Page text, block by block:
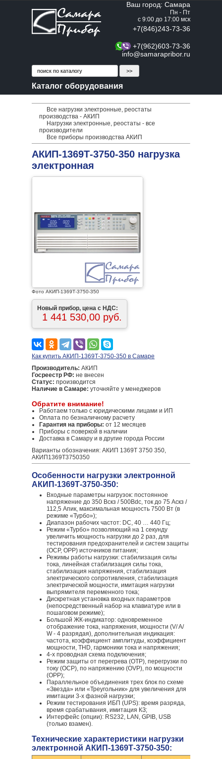
Ваш город: Самара
Пн - Пт
с 9:00 до 17:00 мск
+7(846)243-73-36
+7(962)603-73-36
info@samarapribor.ru
Каталог оборудования
Все нагрузки электронные, реостаты
производства - АКИП
Нагрузки электронные, реостаты - все
производители
Все приборы производства АКИП
АКИП-1369Т-3750-350 нагрузка
электронная
Фото АКИП-1369Т-3750-350
Новый прибор, цена с НДС:
1 441 530,00 руб.
Как купить АКИП-1369Т-3750-350 в Самаре
Производитель: АКИП
Госреестр РФ: не внесен
Статус: производится
Наличие в Самаре: уточняйте у менеджеров
Обратите внимание!
Работаем только с юридическими лицами и ИП
Оплата по безналичному расчету
Гарантия на приборы: от 12 месяцев
Приборы с поверкой в наличии
Доставка в Самару и в другие города России
Варианты обозначения: АКИП 1369Т 3750 350,
АКИП1369Т3750350
Особенности нагрузки электронной
АКИП-1369Т-3750-350:
Входные параметры нагрузок: постоянное
напряжение до 350 Вскз / 500Вdc, ток до 75 Аскз /
112,5 Апик, максимальная мощность 7500 Вт (в
режиме «Турбо»);
Диапазон рабочих частот: DC, 40 … 440 Гц;
Режим «Турбо» позволяющий на 1 секунду
увеличить мощность нагрузки до 2 раз, для
тестирования предохранителей и систем защиты
(OCP, OPP) источников питания;
Режимы работы нагрузки: стабилизация силы
тока, линейная стабилизация силы тока,
стабилизация напряжения, стабилизация
электрического сопротивления, стабилизация
электрической мощности, имитация нагрузки
выпрямителя переменного тока;
Дискретная установка входных параметров
(непосредственный набор на клавиатуре или в
пошаговом режиме);
Большой ЖК-индикатор: одновременное
отображение тока, напряжения, мощности (V/ A/
W - 4 разрядая), дополнительная индикация:
частота, коэффициент амплитуды, коэффициент
мощности, THD, гармоники тока и напряжения;
4-х проводная схема подключения;
Режим защиты от перегрева (OTP), перегрузки по
току (ОСР), по напряжению (OVP), по мощности
(OPP);
Параллельное объединения трех блок по схеме
«Звезда» или «Треугольник» для увеличения для
имитации 3-х фазной нагрузки;
Режим тестирования ИБП (UPS): время разряда,
время срабатывания, имитация КЗ;
Интерфейс (опции): RS232, LAN, GPIB, USB
(только взамен).
Технические характеристики нагрузки
электронной АКИП-1369Т-3750-350: